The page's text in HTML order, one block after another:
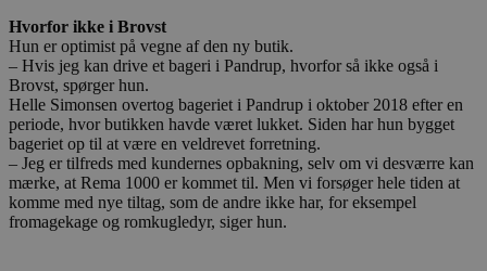
Hvorfor ikke i Brovst
Hun er optimist på vegne af den ny butik.
– Hvis jeg kan drive et bageri i Pandrup, hvorfor så ikke også i
Brovst, spørger hun.
Helle Simonsen overtog bageriet i Pandrup i oktober 2018 efter en
periode, hvor butikken havde været lukket. Siden har hun bygget
bageriet op til at være en veldrevet forretning.
– Jeg er tilfreds med kundernes opbakning, selv om vi desværre kan
mærke, at Rema 1000 er kommet til. Men vi forsøger hele tiden at
komme med nye tiltag, som de andre ikke har, for eksempel
fromagekage og romkugledyr, siger hun.